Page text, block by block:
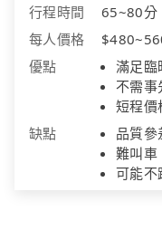
行程時間
65~80分
每人價格
優點
滿足臨
不需事
短程價
缺點
品質參
難叫車
可能不